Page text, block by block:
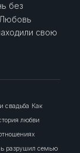
без
Любовь
свою
свадьба Как
любви
разрушил семью